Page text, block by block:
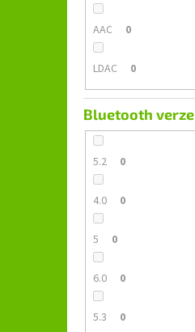
AAC 0
LDAC 0
Bluetooth verze
5.2 0
4.0 0
5 0
6.0 0
5.3 0